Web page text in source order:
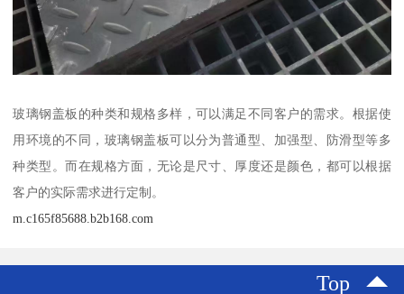
玻璃钢盖板的种类和规格多样，可以满足不同客户的需求。根据使
用环境的不同，玻璃钢盖板可以分为普通型、加强型、防滑型等多
种类型。而在规格方面，无论是尺寸、厚度还是颜色，都可以根据
客户的实际需求进行定制。
m.c165f85688.b2b168.com
Top